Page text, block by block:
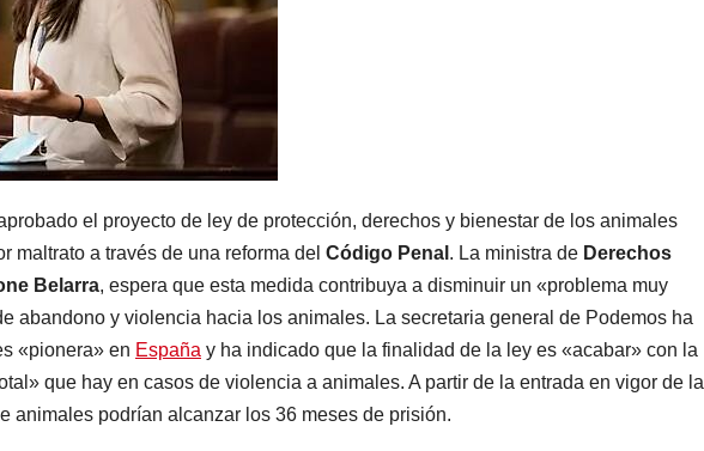
el proyecto de ley de protección, derechos y bienestar de los animales
maltrato a través de una reforma del Código Penal . La ministra de Derechos
Belarra, espera que esta medida contribuya a disminuir un «problema muy
abandono y violencia hacia los animales. La secretaria general de Podemos ha
«pionera» en España y ha indicado que la finalidad de la ley es «acabar» con la
que hay en casos de violencia a animales. A partir de la entrada en vigor de la
animales podrían alcanzar los 36 meses de prisión.